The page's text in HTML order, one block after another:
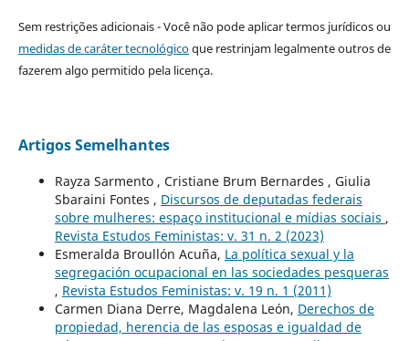
Sem restrições adicionais - Você não pode aplicar termos jurídicos ou
medidas de caráter tecnológicoque restrinjam legalmente outros de
fazerem algo permitido pela licença.
Artigos Semelhantes
Rayza Sarmento , Cristiane Brum Bernardes , Giulia
Sbaraini Fontes , Discursos de deputadas federais
sobre mulheres: espaço institucional e mídias sociais ,
Revista Estudos Feministas: v. 31 n. 2 (2023)
Esmeralda Broullón Acuña, La política sexual y la
segregación ocupacional en las sociedades pesqueras
, Revista Estudos Feministas: v. 19 n. 1 (2011)
Carmen Diana Derre, Magdalena León, Derechos de
propiedad, herencia de las esposas e igualdad de